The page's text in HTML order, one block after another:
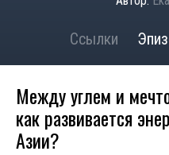
Ссылки
Между углем и
как развивается
Азии?